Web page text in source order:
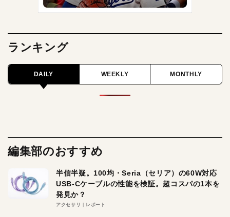
ランキング
DAILY WEEKLY MONTHLY
編集部のおすすめ
半信半疑。100均・Seria（セリア）の60W対応
USB-Cケーブルの性能を検証。超コスパの1本を
発見か？
アクセサリ レポート